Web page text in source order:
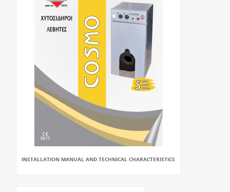
INSTALLATION MANUAL AND TECHNICAL CHARACTERISTICS